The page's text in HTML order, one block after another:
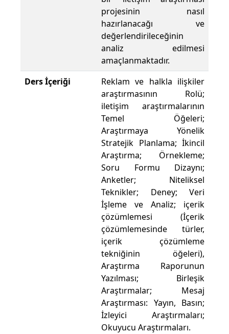
projesinin nasıl
hazırlanacağı ve
değerlendirileceğinin
analiz edilmesi
amaçlanmaktadır.
Ders İçeriği
Reklam ve halkla ilişkiler
araştırmasının Rolü;
iletişim araştırmalarının
Temel Öğeleri;
Araştırmaya Yönelik
Stratejik Planlama; İkincil
Araştırma; Örnekleme;
Soru Formu Dizaynı;
Anketler; Niteliksel
Teknikler; Deney; Veri
İşleme ve Analiz; içerik
çözümlemesi (İçerik
çözümlemesinde türler,
içerik çözümleme
tekniğinin öğeleri),
Araştırma Raporunun
Yazılması; Birleşik
Araştırmalar; Mesaj
Araştırması: Yayın, Basın;
İzleyici Araştırmaları;
Okuyucu Araştırmaları.